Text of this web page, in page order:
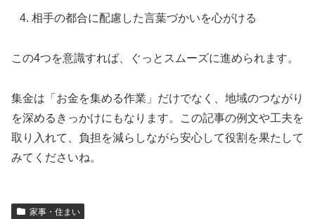
相手の都合に配慮した言葉づかいを心がける
この4つを意識すれば、ぐっとスムーズに進められます。
集金は「お金を集める作業」だけでなく、地域のつながり
を深めるきっかけにもなります。この記事の例文や工夫を
取り入れて、負担を減らしながら安心して役割を果たして
みてくださいね。
家事・住まい